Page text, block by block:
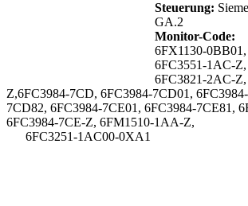
Steuerung:
GA.2
Monitor-Code:
6FX1130-
6FC3551-1AC-
6FC3821-2AC-
Z,6FC3984-7CD, 6FC3984-7CD01,
7CD82, 6FC3984-7CE01, 6FC3984-7CE81,
6FC3984-7CE-Z,
6FC3251-1AC00-0XA1